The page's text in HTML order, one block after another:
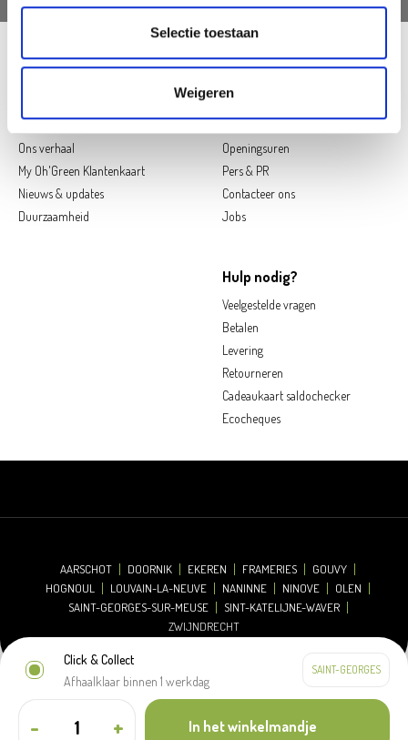
Selectie toestaan
Weigeren
Click & Collect
Afhaalklaar binnen 1 werkdag
+
- In het winkelmandje
Oh'Green
Ons verhaal
My Oh'Green Klantenkaart
Nieuws & updates
Duurzaamheid
Contact
Openingsuren
Pers & PR
Contacteer ons
Jobs
Hulp nodig?
Veelgestelde vragen
Betalen
Levering
Retourneren
Cadeaukaart saldochecker
Ecocheques
Follow us on social media
AARSCHOT DOORNIK EKEREN FRAMERIES
GOUVY
HOGNOUL
LOUVAIN-LA-NEUVE NANINNE NINOVE
OLEN
SAINT-GEORGES-SUR-MEUSE
SINT-KATELIJNE-WAVER
ZWIJNDRECHT
© 2026 Oh'Green
Cookieverklaring